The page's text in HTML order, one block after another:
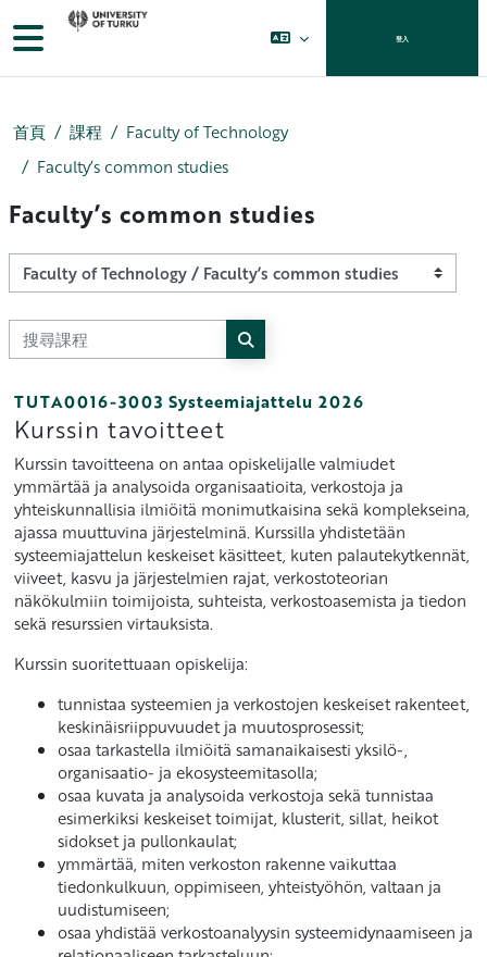
跳至主內容
側板 登入
首頁 課程
Faculty of Technology
Faculty’s common studies
Faculty’s common studies
課程類別
搜尋課程
搜尋課程
TUTA0016-3003 Systeemiajattelu 2026
Kurssin tavoitteet
Kurssin tavoitteena on antaa opiskelijalle valmiudet
ymmärtää ja analysoida organisaatioita, verkostoja ja
yhteiskunnallisia ilmiöitä monimutkaisina sekä komplekseina,
ajassa muuttuvina järjestelminä. Kurssilla yhdistetään
systeemiajattelun keskeiset käsitteet, kuten palautekytkennät,
viiveet, kasvu ja järjestelmien rajat, verkostoteorian
näkökulmiin toimijoista, suhteista, verkostoasemista ja tiedon
sekä resurssien virtauksista.
Kurssin suoritettuaan opiskelija:
tunnistaa systeemien ja verkostojen keskeiset rakenteet,
keskinäisriippuvuudet ja muutosprosessit;
osaa tarkastella ilmiöitä samanaikaisesti yksilö-,
organisaatio- ja ekosysteemitasolla;
osaa kuvata ja analysoida verkostoja sekä tunnistaa
esimerkiksi keskeiset toimijat, klusterit, sillat, heikot
sidokset ja pullonkaulat;
ymmärtää, miten verkoston rakenne vaikuttaa
tiedonkulkuun, oppimiseen, yhteistyöhön, valtaan ja
uudistumiseen;
osaa yhdistää verkostoanalyysin systeemidynaamiseen ja